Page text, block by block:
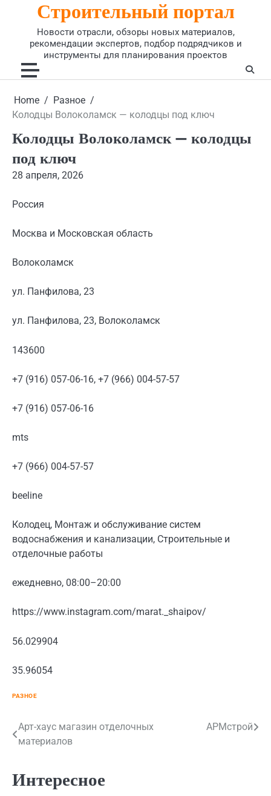
Строительный портал
Новости отрасли, обзоры новых материалов,
рекомендации экспертов, подбор подрядчиков и
инструменты для планирования проектов
Home
Разное
Колодцы Волоколамск — колодцы под ключ
Колодцы Волоколамск — колодцы
под ключ
28 апреля, 2026
Россия
Москва и Московская область
Волоколамск
ул. Панфилова, 23
ул. Панфилова, 23, Волоколамск
143600
+7 (916) 057-06-16, +7 (966) 004-57-57
+7 (916) 057-06-16
mts
+7 (966) 004-57-57
beeline
Колодец, Монтаж и обслуживание систем
водоснабжения и канализации, Строительные и
отделочные работы
ежедневно, 08:00–20:00
https://www.instagram.com/marat._shaipov/
56.029904
35.96054
РАЗНОЕ
Навигация
записям
Арт-хаус магазин отделочных
материалов
АРМстрой
Интересное